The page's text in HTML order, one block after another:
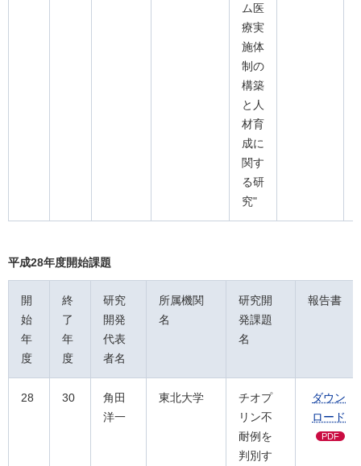
ム医
療実
施体
制の
構築
と人
材育
成に
関す
る研
究"
平成28年度開始課題
開
始
年
度
終
了
年
度
研究
開発
代表
者名
所属機関
名
研究開
発課題
名
報告書
28 30
角田
洋一
東北大学
チオプ
リン不
耐例を
判別す
ダウン
ロード
PDF